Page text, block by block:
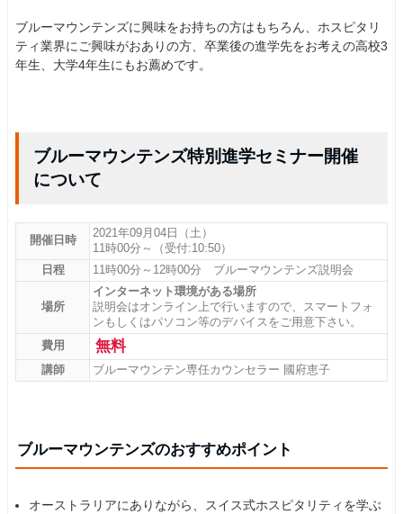
ブルーマウンテンズに興味をお持ちの方はもちろん、ホスピタリ
ティ業界にご興味がおありの方、卒業後の進学先をお考えの高校3
年生、大学4年生にもお薦めです。
ブルーマウンテンズ特別進学セミナー開催
について
開催日時
2021年09月04日（土）
11時00分～（受付:10:50）
日程
11時00分～12時00分 ブルーマウンテンズ説明会
場所
インターネット環境がある場所
説明会はオンライン上で行いますので、スマートフォ
ンもしくはパソコン等のデバイスをご用意下さい。
費用
無料
講師 ブルーマウンテン専任カウンセラー 國府恵子
ブルーマウンテンズのおすすめポイント
オーストラリアにありながら、スイス式ホスピタリティを学ぶ